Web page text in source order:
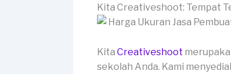
Kita Creativeshoot: Tempat
Kita Creativeshoot
sekolah Anda. Kami